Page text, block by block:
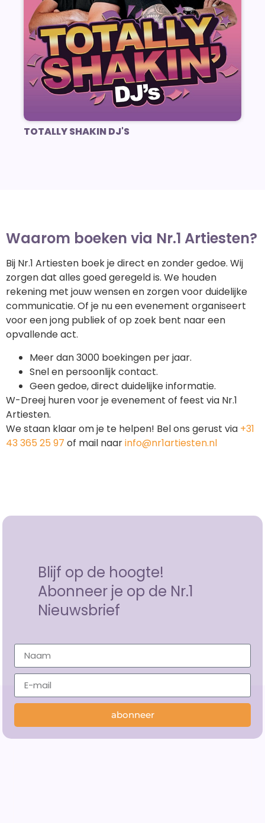
TOTALLY SHAKIN DJ'S
Waarom boeken via Nr.1 Artiesten?
Bij Nr.1 Artiesten boek je direct en zonder gedoe. Wij
zorgen dat alles goed geregeld is. We houden
rekening met jouw wensen en zorgen voor duidelijke
communicatie. Of je nu een evenement organiseert
voor een jong publiek of op zoek bent naar een
opvallende act.
Meer dan 3000 boekingen per jaar.
Snel en persoonlijk contact.
Geen gedoe, direct duidelijke informatie.
W-Dreej huren voor je evenement of feest via Nr.1
Artiesten.
We staan klaar om je te helpen! Bel ons gerust via +31
43 365 25 97 of mail naarinfo@nr1artiesten.nl
Blijf op de hoogte!
Abonneer je op de Nr.1
Nieuwsbrief
abonneer